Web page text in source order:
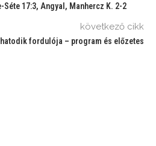
17:3, Angyal, Manhercz K. 2-2
következő cikk
hatodik fordulója – program és előzetes